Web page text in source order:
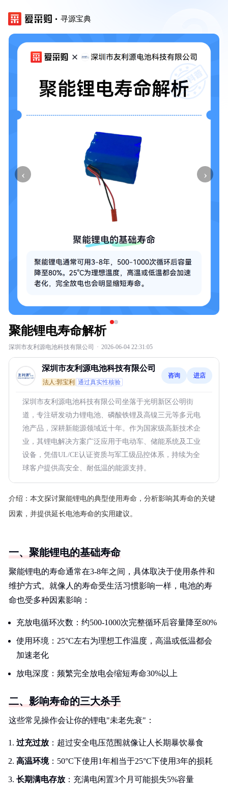
寻源宝典
‹ ›
聚能锂电寿命解析
深圳市友利源电池科技有限公司 · 2026-06-04 22:31:05
深圳市友利源电池科技有限公司
法人:郭宝利 通过真实性核验
咨询 进店
深圳市友利源电池科技有限公司坐落于光明新区公明街
道，专注研发动力锂电池、磷酸铁锂及高镍三元等多元电
池产品，深耕新能源领域近十年。作为国家级高新技术企
业，其锂电解决方案广泛应用于电动车、储能系统及工业
设备，凭借UL/CE认证资质与军工级品控体系，持续为全
球客户提供高安全、耐低温的能源支持。
介绍： 本文探讨聚能锂电的典型使用寿命，分析影响其寿命的关键
因素，并提供延长电池寿命的实用建议。
一、聚能锂电的基础寿命
聚能锂电的寿命通常在3-8年之间，具体取决于使用条件和
维护方式。就像人的寿命受生活习惯影响一样，电池的寿
命也受多种因素影响：
充放电循环次数：约500-1000次完整循环后容量降至80%
使用环境：25°C左右为理想工作温度，高温或低温都会
加速老化
放电深度：频繁完全放电会缩短寿命30%以上
二、影响寿命的三大杀手
这些常见操作会让你的锂电"未老先衰"：
过充过放 ：超过安全电压范围就像让人长期暴饮暴食
高温环境：50°C下使用1年相当于25°C下使用3年的损耗
长期满电存放 ：充满电闲置3个月可能损失5%容量